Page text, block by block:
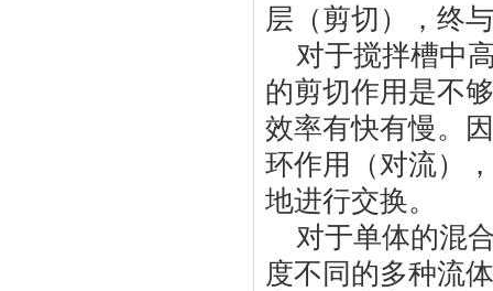
层（剪切），终
对于搅拌槽中
的剪切作用是不
效率有快有慢。
环作用（对流）
地进行交换。
对于单体的混
度不同的多种流